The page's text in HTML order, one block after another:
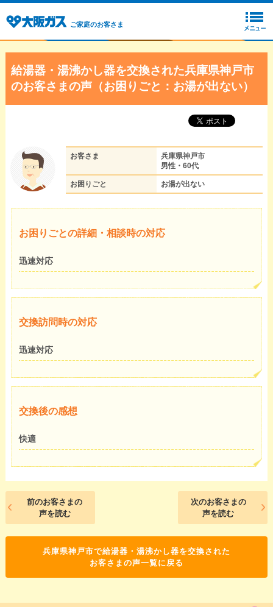
ご家庭のお客さま
給湯器・湯沸かし器を交換された兵庫県神戸市
のお客さまの声（お困りごと：お湯が出ない）
お客さま
兵庫県神戸市
男性・60代
お困りごと お湯が出ない
お困りごとの詳細・相談時の対応
迅速対応
交換訪問時の対応
迅速対応
交換後の感想
快適
前のお客さまの
声を読む
次のお客さまの
声を読む
兵庫県神戸市で給湯器・湯沸かし器を交換された
お客さまの声一覧に戻る